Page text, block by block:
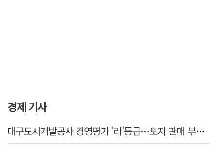
경제 기사
대구도시개발공사 경영평가 '라'등급…토지 판매 부진에 1년 만에 두 단계 '뚝'